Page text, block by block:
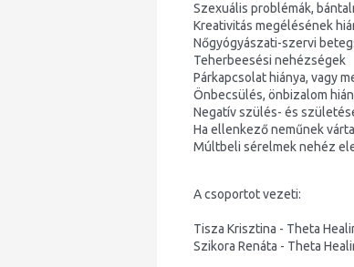
Szexuális problémák,
Kreativitás megélésének
Nőgyógyászati-szervi
Teherbeesési nehézségek
Párkapcsolat hiánya, vagy
Önbecsülés, önbizalom
Negatív szülés- és
Ha ellenkező neműnek
Múltbeli sérelmek nehéz
A csoportot vezeti:
Tisza Krisztina - Theta
Szikora Renáta - Theta